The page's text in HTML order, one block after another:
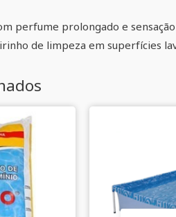
perfume prolongado e
de limpeza em superfícies